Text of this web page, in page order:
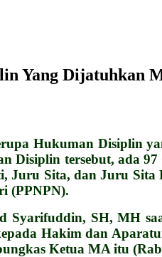
Yang
Hukuman Disiplin
tersebut, ada
Sita, dan Juru
(PPNPN).
SH, MH
Hakim dan
Ketua MA itu